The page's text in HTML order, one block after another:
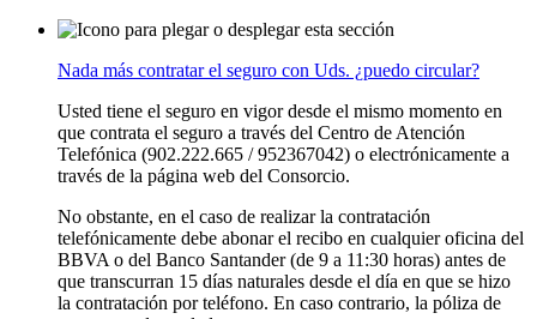
Nada más contratar el seguro con Uds. ¿puedo circular?
Usted tiene el seguro en vigor desde el mismo momento en
que contrata el seguro a través del Centro de Atención
Telefónica (902.222.665 / 952367042) o electrónicamente a
través de la página web del Consorcio.
No obstante, en el caso de realizar la contratación
telefónicamente debe abonar el recibo en cualquier oficina del
BBVA o del Banco Santander (de 9 a 11:30 horas) antes de
que transcurran 15 días naturales desde el día en que se hizo
la contratación por teléfono. En caso contrario, la póliza de